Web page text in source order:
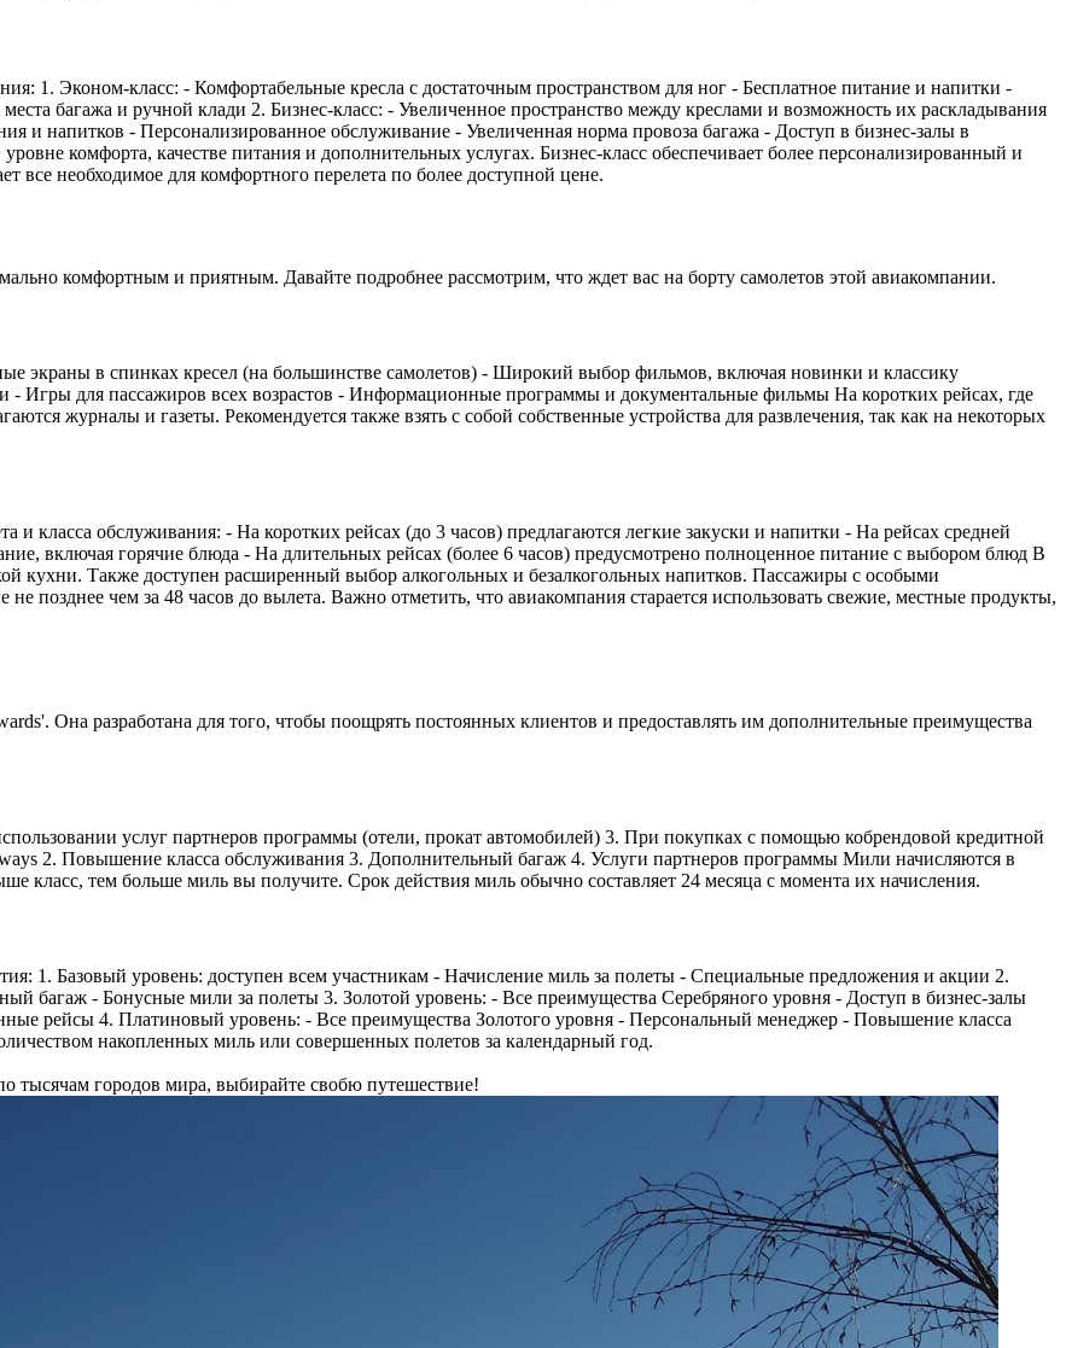
1. Эконом-класс: - Комфортабельные кресла с достаточным пространством для ног - Бесплатное питание и напитки -
багажа и ручной клади 2. Бизнес-класс: - Увеличенное пространство между креслами и возможность их раскладывания
и напитков - Персонализированное обслуживание - Увеличенная норма провоза багажа - Доступ в бизнес-залы в
комфорта, качестве питания и дополнительных услугах. Бизнес-класс обеспечивает более персонализированный и
все необходимое для комфортного перелета по более доступной цене.
комфортным и приятным. Давайте подробнее рассмотрим, что ждет вас на борту самолетов этой авиакомпании.
экраны в спинках кресел (на большинстве самолетов) - Широкий выбор фильмов, включая новинки и классику
Игры для пассажиров всех возрастов - Информационные программы и документальные фильмы На коротких рейсах, где
журналы и газеты. Рекомендуется также взять с собой собственные устройства для развлечения, так как на некоторых
и класса обслуживания: - На коротких рейсах (до 3 часов) предлагаются легкие закуски и напитки - На рейсах средней
включая горячие блюда - На длительных рейсах (более 6 часов) предусмотрено полноценное питание с выбором блюд В
кухни. Также доступен расширенный выбор алкогольных и безалкогольных напитков. Пассажиры с особыми
позднее чем за 48 часов до вылета. Важно отметить, что авиакомпания старается использовать свежие, местные продукты,
Она разработана для того, чтобы поощрять постоянных клиентов и предоставлять им дополнительные преимущества
услуг партнеров программы (отели, прокат автомобилей) 3. При покупках с помощью кобрендовой кредитной
2. Повышение класса обслуживания 3. Дополнительный багаж 4. Услуги партнеров программы Мили начисляются в
класс, тем больше миль вы получите. Срок действия миль обычно составляет 24 месяца с момента их начисления.
1. Базовый уровень: доступен всем участникам - Начисление миль за полеты - Специальные предложения и акции 2.
багаж - Бонусные мили за полеты 3. Золотой уровень: - Все преимущества Серебряного уровня - Доступ в бизнес-залы
рейсы 4. Платиновый уровень: - Все преимущества Золотого уровня - Персональный менеджер - Повышение класса
накопленных миль или совершенных полетов за календарный год.
тысячам городов мира, выбирайте свобю путешествие!